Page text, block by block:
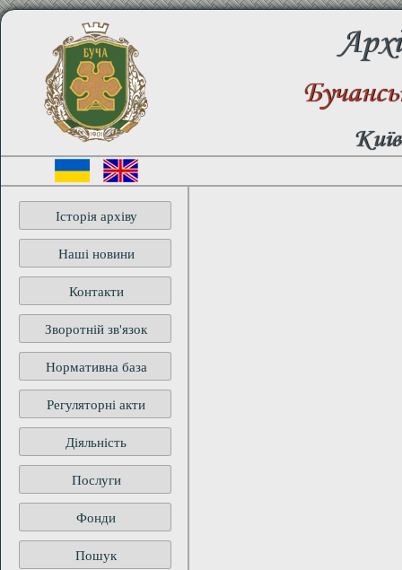
Історія архіву
Наші новини
Контакти
Зворотній зв'язок
Нормативна база
Регуляторні акти
Діяльність
Послуги
Фонди
Пошук